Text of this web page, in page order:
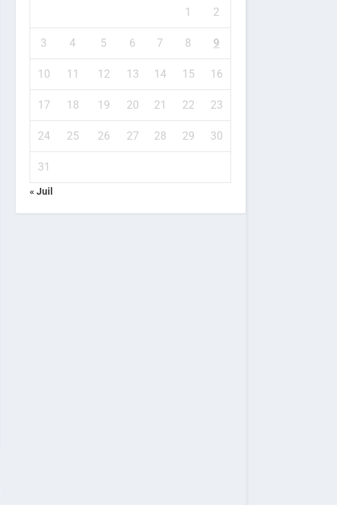
1 2
3 4 5 6 7 8 9
10 11 12 13 14 15 16
17 18 19 20 21 22 23
24 25 26 27 28 29 30
31
« Juil